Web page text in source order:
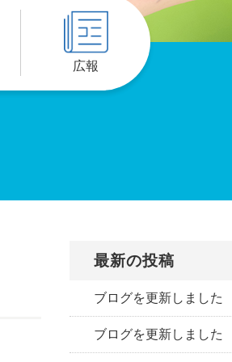
広報
最新の投稿
ブログを更新しました
ブログを更新しました